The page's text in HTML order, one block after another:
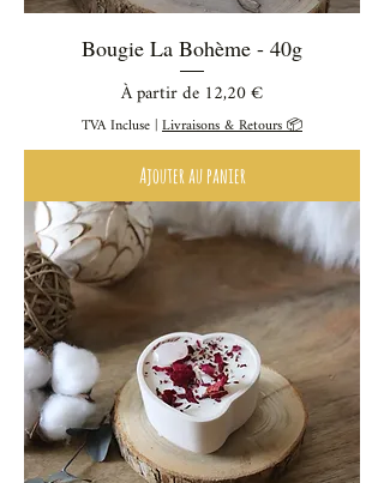
Bougie La Bohème - 40g
À partir de12,20 €
Prix promotionnel
TVA Incluse|Livraisons & Retours 📦
Ajouter au panier